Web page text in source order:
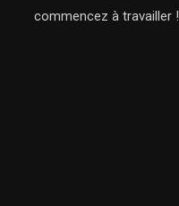
commencez à travailler !